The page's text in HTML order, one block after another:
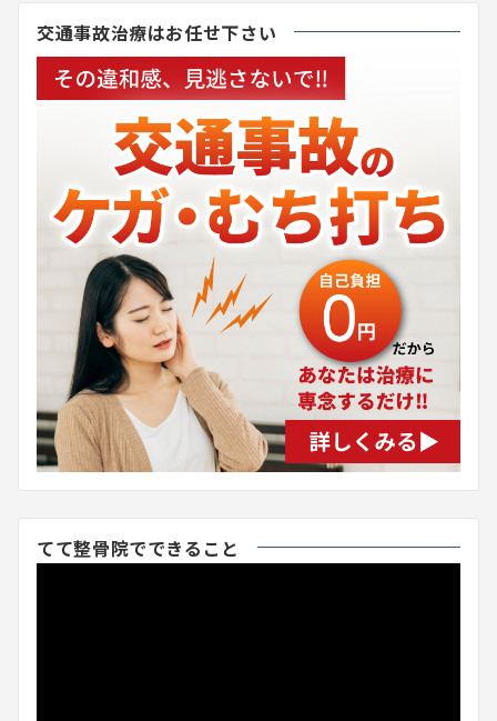
交通事故治療はお任せ下さい
てて整骨院でできること